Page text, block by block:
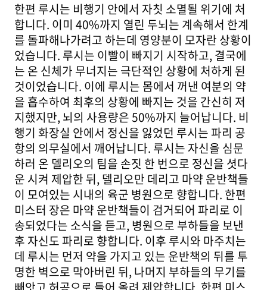
한편 루시는 비행기 안에서 자칫 소멸될 위기에 처
합니다. 이미 40%까지 열린 두뇌는 계속해서 한계
를 돌파해나가려고 하는데 영양분이 모자란 상황이
었습니다. 루시는 이빨이 빠지기 시작하고, 결국에
는 온 신체가 무너지는 극단적인 상황에 처하게 된
것이었습니다. 이에 루시는 몸에서 꺼낸 여분의 약
을 흡수하여 최후의 상황에 빠지는 것을 간신히 저
지했지만, 뇌의 사용량은 50%까지 늘어납니다. 비
행기 화장실 안에서 정신을 잃었던 루시는 파리 공
항의 의무실에서 깨어납니다. 루시는 자신을 심문
하러 온 델리오의 팀을 손짓 한 번으로 정신을 셧다
운 시켜 제압한 뒤, 델리오만 데리고 마약 운반책들
이 모여있는 시내의 육군 병원으로 향합니다. 한편
미스터 장은 마약 운반책들이 검거되어 파리로 이
송되었다는 소식을 듣고, 병원으로 부하들을 보낸
후 자신도 파리로 향합니다. 이후 루시와 마주치는
데 루시는 먼저 약을 가지고 있는 운반책의 뒤를 투
명한 벽으로 막아버린 뒤, 나머지 부하들의 무기를